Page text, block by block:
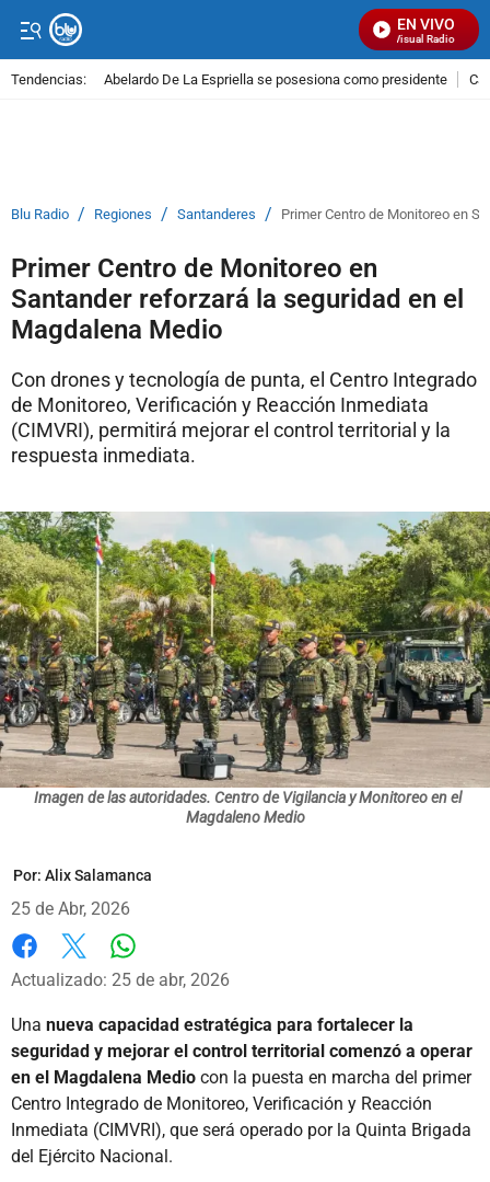
EN VIVO
Señal Visual Radio
Tendencias: Abelardo De La Espriella se posesiona como presidente
Blu Radio / Regiones / Santanderes / Primer Centro de Monitoreo en
Primer Centro de Monitoreo en
Santander reforzará la seguridad en el
Magdalena Medio
Con drones y tecnología de punta, el Centro Integrado
de Monitoreo, Verificación y Reacción Inmediata
(CIMVRI), permitirá mejorar el control territorial y la
respuesta inmediata.
Imagen de las autoridades. Centro de Vigilancia y Monitoreo en el
Magdaleno Medio
Por: Alix Salamanca
25 de Abr, 2026
Facebook
X
Actualizado: 25 de abr, 2026
Una nueva capacidad estratégica para fortalecer la
seguridad y mejorar el control territorial comenzó a operar
en el Magdalena Medio con la puesta en marcha del primer
Centro Integrado de Monitoreo, Verificación y Reacción
Inmediata (CIMVRI), que será operado por la Quinta Brigada
del Ejército Nacional.